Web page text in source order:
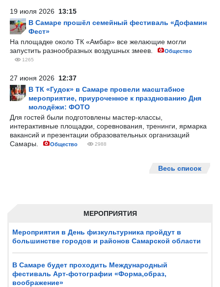
МЕРОПРИЯТИЯ
Мероприятия в День физкультурника пройдут в
большинстве городов и районов Самарской области
В Самаре будет проходить Международный
фестиваль Арт-фотографии «Форма,образ,
воображение»
19 июля 2026 13:15
В Самаре прошёл семейный фестиваль «Дофамин
Фест»
На площадке около ТК «Амбар» все желающие могли
запустить разнообразных воздушных змеев.
Общество
1265
27 июня 2026 12:37
В ТК «Гудок» в Самаре провели масштабное
мероприятие, приуроченное к празднованию Дня
молодёжи: ФОТО
Для гостей были подготовлены мастер-классы,
интерактивные площадки, соревнования, тренинги, ярмарка
вакансий и презентации образовательных организаций
Самары.
Общество 2988
Весь список